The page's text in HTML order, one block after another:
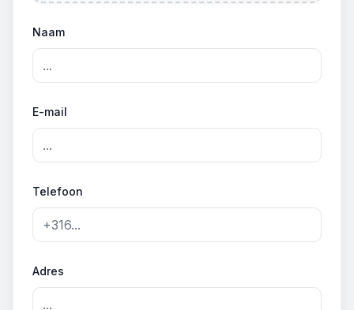
Naam
E-mail
Telefoon
Adres